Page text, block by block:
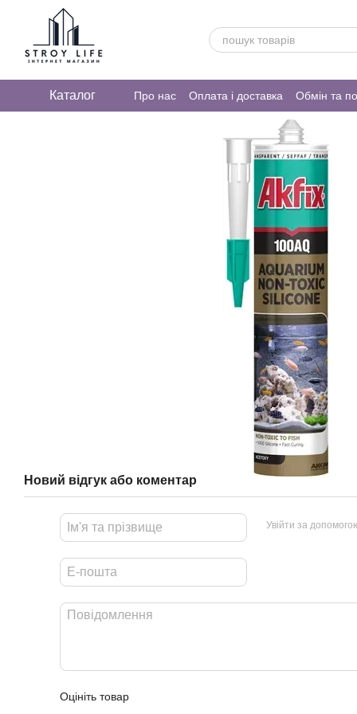
Перейти до основного контенту
Каталог Про нас Оплата і доставка Обмін та
Новий відгук або коментар
Увійти за
Оцініть товар